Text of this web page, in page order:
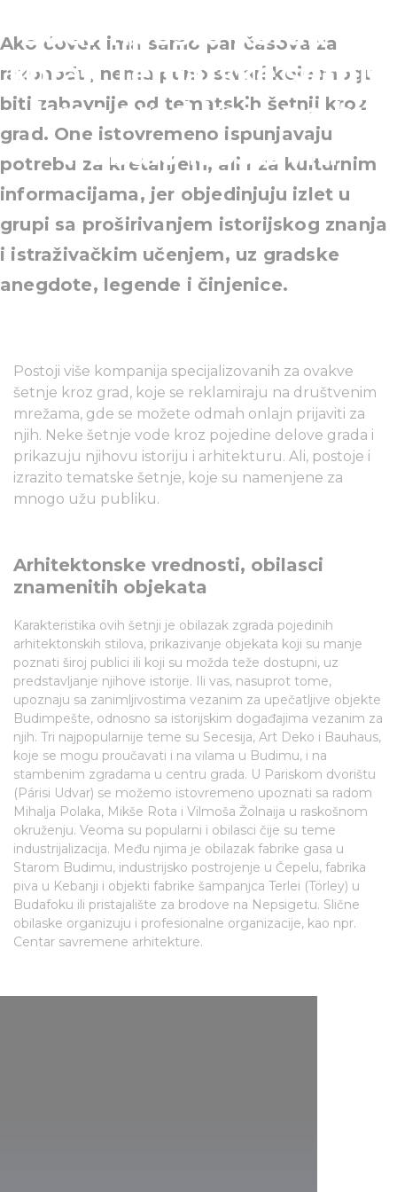
Budimpešte korak po
korak Tematske šetnje
kroz grad koje ne bi
trebalo izostaviti
Ako čovek ima samo par časova za
razonodu, nema puno stvari koje mogu
biti zabavnije od tematskih šetnji kroz
grad. One istovremeno ispunjavaju
potrebu za kretanjem, ali i za kulturnim
informacijama, jer objedinjuju izlet u
grupi sa proširivanjem istorijskog znanja
i istraživačkim učenjem, uz gradske
anegdote, legende i činjenice.
Postoji više kompanija specijalizovanih za ovakve
šetnje kroz grad, koje se reklamiraju na društvenim
mrežama, gde se možete odmah onlajn prijaviti za
njih. Neke šetnje vode kroz pojedine delove grada i
prikazuju njihovu istoriju i arhitekturu. Ali, postoje i
izrazito tematske šetnje, koje su namenjene za
mnogo užu publiku.
Arhitektonske vrednosti, obilasci
znamenitih objekata
Karakteristika ovih šetnji je obilazak zgrada pojedinih
arhitektonskih stilova, prikazivanje objekata koji su manje
poznati široj publici ili koji su možda teže dostupni, uz
predstavljanje njihove istorije. Ili vas, nasuprot tome,
upoznaju sa zanimljivostima vezanim za upečatljive objekte
Budimpešte, odnosno sa istorijskim događajima vezanim za
njih. Tri najpopularnije teme su Secesija, Art Deko i Bauhaus,
koje se mogu proučavati i na vilama u Budimu, i na
stambenim zgradama u centru grada. U Pariskom dvorištu
(Párisi Udvar) se možemo istovremeno upoznati sa radom
Mihalja Polaka, Mikše Rota i Vilmoša Žolnaija u raskošnom
okruženju. Veoma su popularni i obilasci čije su teme
industrijalizacija. Među njima je obilazak fabrike gasa u
Starom Budimu, industrijsko postrojenje u Čepelu, fabrika
piva u Kebanji i objekti fabrike šampanjca Terlei (Törley) u
Budafoku ili pristajalište za brodove na Nepsigetu. Slične
obilaske organizuju i profesionalne organizacije, kao npr.
Centar savremene arhitekture.